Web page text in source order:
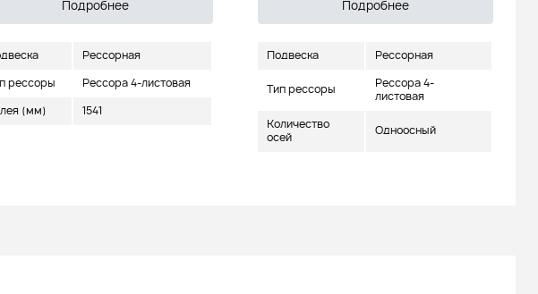
Подробнее
Рессорная
рессоры Рессора 4-листовая
(мм) 1541
Подробнее
Подвеска Рессорная
Тип рессоры
Рессора 4-
листовая
Количество
осей
Одноосный